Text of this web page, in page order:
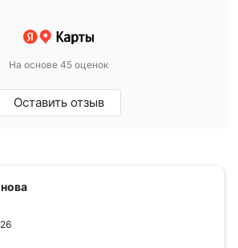
На основе 45 оценок
Оставить отзыв